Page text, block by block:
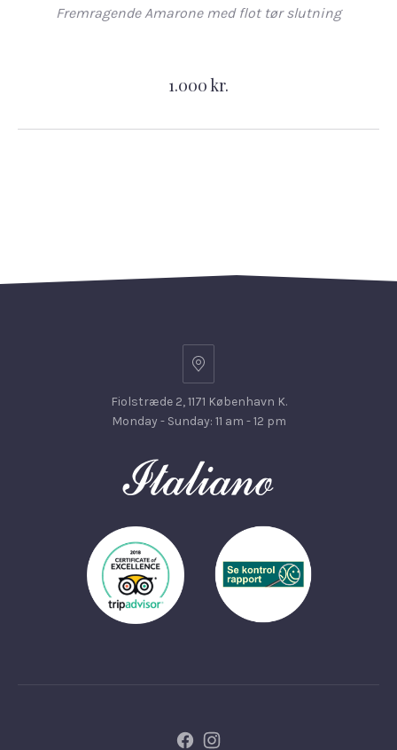
Fremragende Amarone med flot tør slutning
1.000 kr.
Fiolstræde 2, 1171 København K.
Monday - Sunday: 11 am - 12 pm